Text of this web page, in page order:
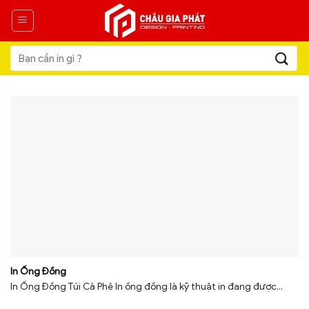
Skip
content
Tìm
kiếm:
In Ống Đồng
In Ống Đồng Túi Cà Phê In ống đồng là kỹ thuật in đang được...